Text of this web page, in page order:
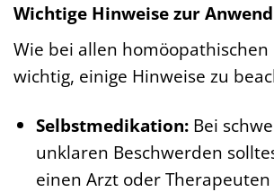
Wichtige Hinweise zur
Wie bei allen
wichtig, einige Hinweise zu
Selbstmedikation:Bei
unklaren Beschwerden
einen Arzt oder